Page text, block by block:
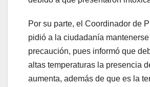
Por su parte, el Coordinador de
pidió a la ciudadanía mantenerse
precaución, pues informó que
altas temperaturas la presencia
aumenta, además de que es la